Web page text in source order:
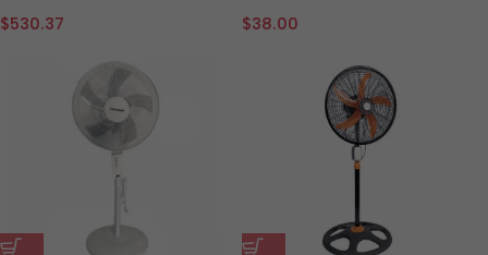
0
$530.37
0
$38.00